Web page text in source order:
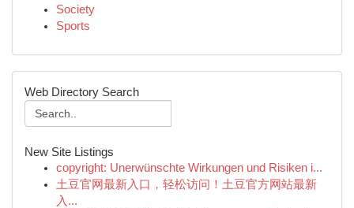
Society
Sports
Web Directory Search
New Site Listings
copyright: Unerwünschte Wirkungen und Risiken i...
土豆官网最新入口，轻松访问！土豆官方网站最新
入...